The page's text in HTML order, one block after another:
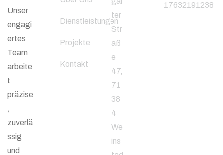
Unser
engagi
ertes
Team
arbeite
t
präzise
, ​​
zuverlä
ssig
und
Dienstleistungen
Projekte
Kontakt
ter
Str
aß
e
47,
71
38
4
We
ins
17632191238